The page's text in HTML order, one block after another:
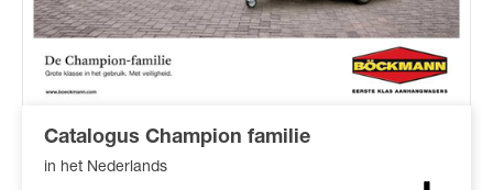
Catalogus Champion familie
in het Nederlands